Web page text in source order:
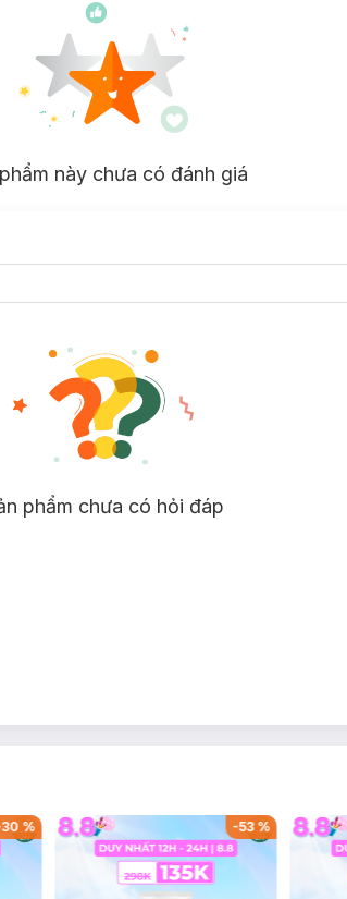
này chưa có đánh giá
phẩm chưa có hỏi đáp
30 % -53%